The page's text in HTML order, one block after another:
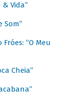
Vida”
Som”
“O Meu
Cheia”